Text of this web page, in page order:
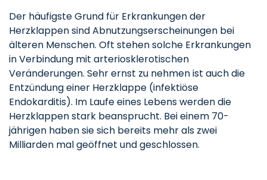
Der häufigste Grund für Erkrankungen der
Herzklappen sind Abnutzungserscheinungen bei
älteren Menschen. Oft stehen solche Erkrankungen
in Verbindung mit arteriosklerotischen
Veränderungen. Sehr ernst zu nehmen ist auch die
Entzündung einer Herzklappe (infektiöse
Endokarditis). Im Laufe eines Lebens werden die
Herzklappen stark beansprucht. Bei einem 70-
jährigen haben sie sich bereits mehr als zwei
Milliarden mal geöffnet und geschlossen.